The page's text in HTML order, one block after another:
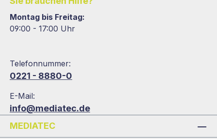
Montag bis Freitag:
09:00 - 17:00 Uhr
Telefonnummer:
0221 - 8880-0
E-Mail:
info@mediatec.de
MEDIATEC